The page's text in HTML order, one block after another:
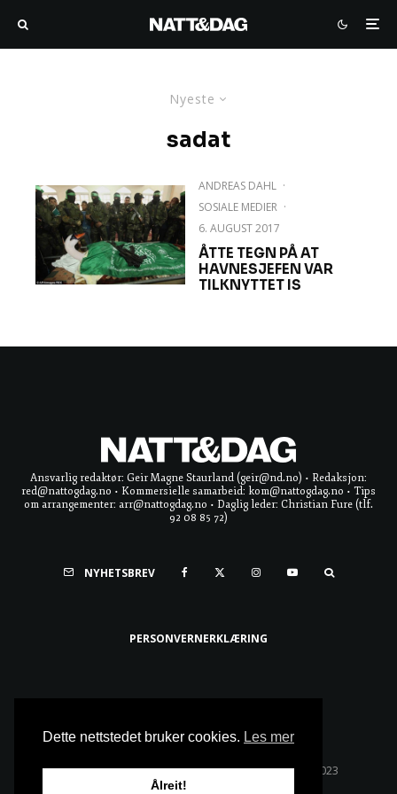
Nyeste
sadat
ANDREAS DAHL ·
SOSIALE MEDIER ·
6. AUGUST 2017
ÅTTE TEGN PÅ AT
HAVNESJEFEN VAR
TILKNYTTET IS
Ansvarlig redaktør: Geir Magne Staurland (geir@nd.no) • Redaksjon:
red@nattogdag.no • Kommersielle samarbeid: kom@nattogdag.no • Tips
om arrangementer: arr@nattogdag.no • Daglig leder: Christian Fure (tlf.
92 08 85 72)
NYHETSBREV
PERSONVERNERKLÆRING
Alle rettigheter reservert • Copyright © Natt & Dag 2023
Dette nettstedet bruker cookies. Les mer
Ålreit!